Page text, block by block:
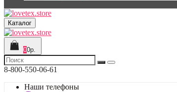
Каталог
00р.
8-800-550-06-61
Наши телефоны